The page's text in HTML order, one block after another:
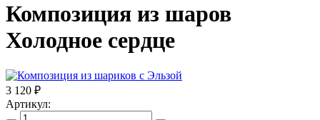
Композиция из шаров
Холодное сердце
3 120 ₽
Артикул: